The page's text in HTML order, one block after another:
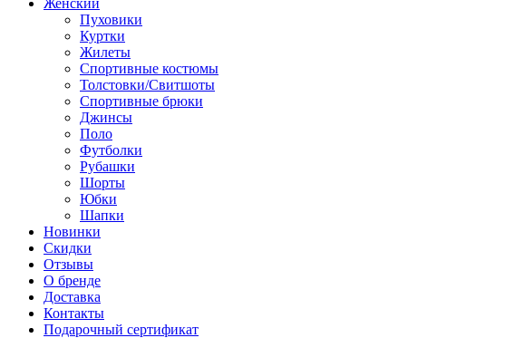
Женский
Пуховики
Куртки
Жилеты
Спортивные костюмы
Толстовки/Свитшоты
Спортивные брюки
Джинсы
Поло
Футболки
Рубашки
Шорты
Юбки
Шапки
Новинки
Скидки
Отзывы
О бренде
Доставка
Контакты
Подарочный сертификат